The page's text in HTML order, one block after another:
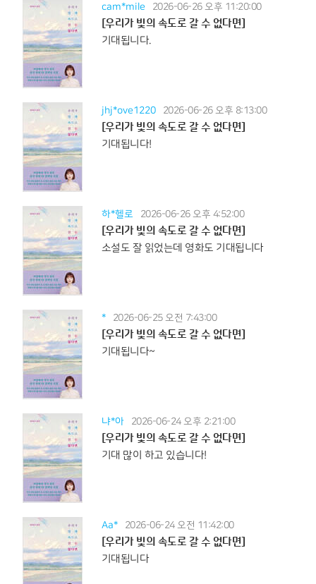
cam*mile 2026-06-26 오후 11:20:00
[우리가 빛의 속도로 갈 수 없다면]
기대됩니다.
jhj*ove1220 2026-06-26 오후 8:13:00
[우리가 빛의 속도로 갈 수 없다면]
기대됩니다!
하*헬로 2026-06-26 오후 4:52:00
[우리가 빛의 속도로 갈 수 없다면]
소설도 잘 읽었는데 영화도 기대됩니다
* 2026-06-25 오전 7:43:00
[우리가 빛의 속도로 갈 수 없다면]
기대됩니다~
냐*아 2026-06-24 오후 2:21:00
[우리가 빛의 속도로 갈 수 없다면]
기대 많이 하고 있습니다!
Aa* 2026-06-24 오전 11:42:00
[우리가 빛의 속도로 갈 수 없다면]
기대됩니다